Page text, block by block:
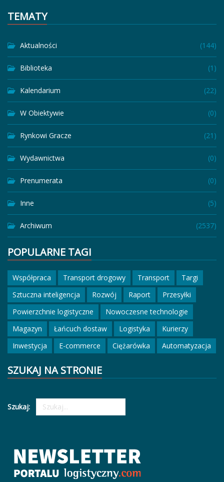
TEMATY
Aktualności (144)
Biblioteka (1)
Kalendarium (22)
W Obiektywie (0)
Rynkowi Gracze (21)
Wydawnictwa (0)
Prenumerata (0)
Inne (5)
Archiwum (2537)
POPULARNE TAGI
Współpraca Transport drogowy Transport
Targi
Sztuczna inteligencja
Rozwój Raport
Przesyłki
Powierzchnie logistyczne
Nowoczesne technologie
Magazyn
Łańcuch dostaw Logistyka
Kurierzy
Inwestycja
E-commerce Ciężarówka Automatyzacja
SZUKAJ NA STRONIE
Szukaj: